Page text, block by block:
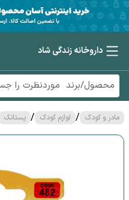
داروخانه زندگی شاد
مادر و کودک / لوازم کودک / پستانک